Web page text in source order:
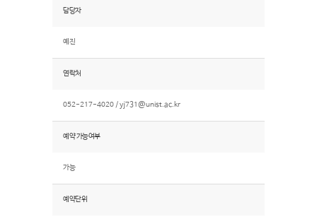
담당자
예진
연락처
052-217-4020 /yj731@unist.ac.kr
예약 가능여부
가능
예약단위